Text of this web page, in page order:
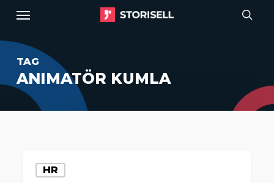
main
content
Menu
TAG
ANIMATÖR KUMLA
söker
HR